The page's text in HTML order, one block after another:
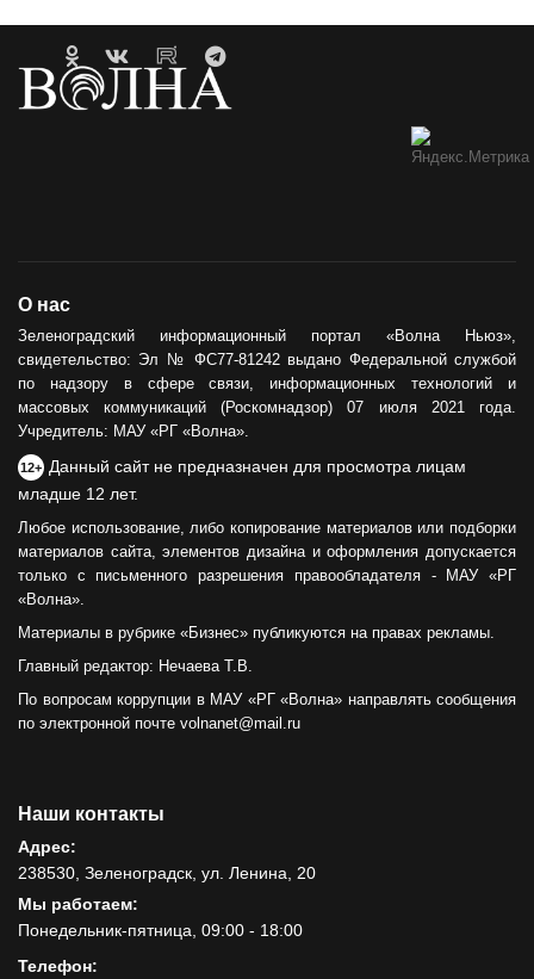
О нас
Зеленоградский информационный портал «Волна Ньюз»,
свидетельство: Эл № ФС77-81242 выдано Федеральной службой
по надзору в сфере связи, информационных технологий и
массовых коммуникаций (Роскомнадзор) 07 июля 2021 года.
Учредитель: МАУ «РГ «Волна».
12+ Данный сайт не предназначен для просмотра лицам
младше 12 лет.
Любое использование, либо копирование материалов или подборки
материалов сайта, элементов дизайна и оформления допускается
только с письменного разрешения правообладателя - МАУ «РГ
«Волна».
Материалы в рубрике «Бизнес» публикуются на правах рекламы.
Главный редактор: Нечаева Т.В.
По вопросам коррупции в МАУ «РГ «Волна» направлять сообщения
по электронной почте volnanet@mail.ru
Наши контакты
Адрес:
238530, Зеленоградск, ул. Ленина, 20
Мы работаем:
Понедельник-пятница, 09:00 - 18:00
Телефон: